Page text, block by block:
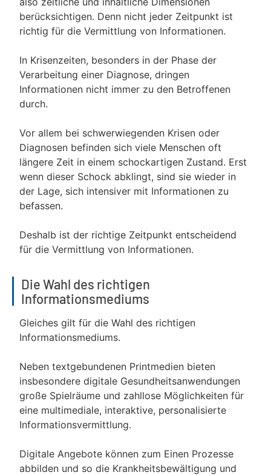
berücksichtigen. Denn nicht jeder Zeitpunkt ist
richtig für die Vermittlung von Informationen.
In Krisenzeiten, besonders in der Phase der
Verarbeitung einer Diagnose, dringen
Informationen nicht immer zu den Betroffenen
durch.
Vor allem bei schwerwiegenden Krisen oder
Diagnosen befinden sich viele Menschen oft
längere Zeit in einem schockartigen Zustand. Erst
wenn dieser Schock abklingt, sind sie wieder in
der Lage, sich intensiver mit Informationen zu
befassen.
Deshalb ist der richtige Zeitpunkt entscheidend
für die Vermittlung von Informationen.
Die Wahl des richtigen
Informationsmediums
Gleiches gilt für die Wahl des richtigen
Informationsmediums.
Neben textgebundenen Printmedien bieten
insbesondere digitale Gesundheitsanwendungen
große Spielräume und zahllose Möglichkeiten für
eine multimediale, interaktive, personalisierte
Informationsvermittlung.
Digitale Angebote können zum Einen Prozesse
abbilden und so die Krankheitsbewältigung und